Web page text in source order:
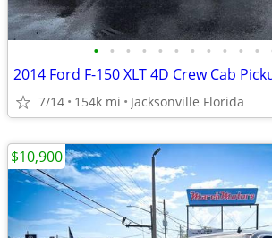
• • • • • • • • • • •
2014 Ford F-150 XLT 4D Crew Cab
7/14 154k mi Jacksonville Florida
$10,900